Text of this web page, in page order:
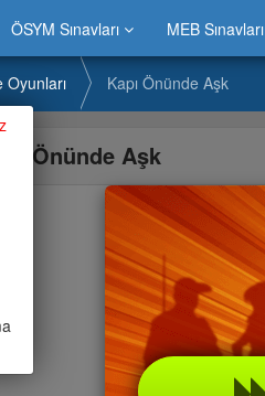
ÖSYM Sınavları MEB Sınavları
Oyunları Kapı Önünde Aşk
Önünde Aşk